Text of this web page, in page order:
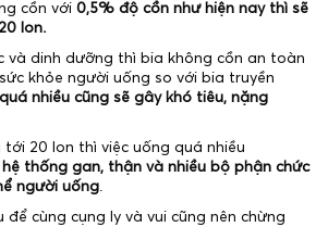
cồn với 0,5% độ cồn như hiện nay thì sẽ
lon.
và dinh dưỡng thì bia không cồn an toàn
khỏe người uống so với bia truyền
nhiều cũng sẽ gây khó tiêu, nặng
tới 20 lon thì việc uống quá nhiều
thống gan, thận và nhiều bộ phận chức
người uống.
để cùng cụng ly và vui cũng nên chừng